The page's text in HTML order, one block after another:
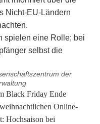
der
Black Friday Ende
Online-
Hochsaison bei